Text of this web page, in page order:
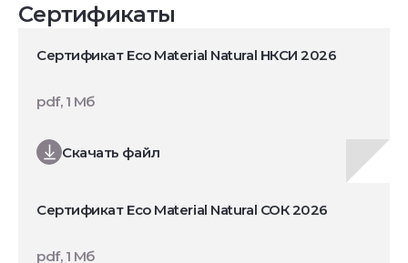
Сертификаты
Сертификат Eco Material Natural НКСИ 2026
Скачать файл
pdf, 1 Мб
Сертификат Eco Material Natural СОК 2026
pdf, 1 Мб